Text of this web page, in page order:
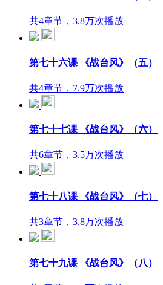
共4章节，3.8万次播放
第七十六课 《战台风》（五）
共4章节，7.9万次播放
第七十七课 《战台风》（六）
共6章节，3.5万次播放
第七十八课 《战台风》（七）
共3章节，3.8万次播放
第七十九课 《战台风》（八）